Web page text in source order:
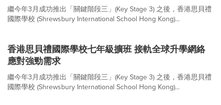
繼今年3月成功推出「關鍵階段三」(Key Stage 3) 之後，香港思貝禮
國際學校 (Shrewsbury International School Hong Kong)...
香港思貝禮國際學校七年級擴班 接軌全球升學網絡
應對強勁需求
繼今年3月成功推出「關鍵階段三」(Key Stage 3) 之後，香港思貝禮
國際學校 (Shrewsbury International School Hong Kong)...